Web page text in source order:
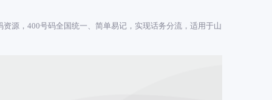
源，400号码全国统一、简单易记，实现话务分流，适用于山